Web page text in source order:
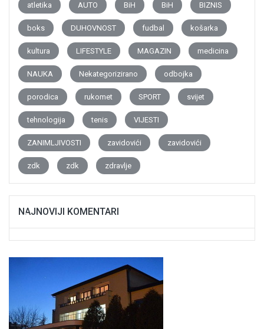
atletika AUTO BiH BiH BIZNIS
boks DUHOVNOST fudbal košarka
kultura LIFESTYLE MAGAZIN medicina
NAUKA Nekategorizirano odbojka
porodica rukomet SPORT svijet
tehnologija tenis VIJESTI
ZANIMLJIVOSTI zavidovići zavidovići
zdk zdk zdravlje
NAJNOVIJI KOMENTARI